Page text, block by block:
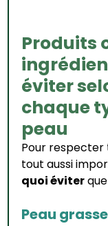
Produits
éviter
chaque
peau
Pour respecter
tout aussi
quoi éviter
Peau